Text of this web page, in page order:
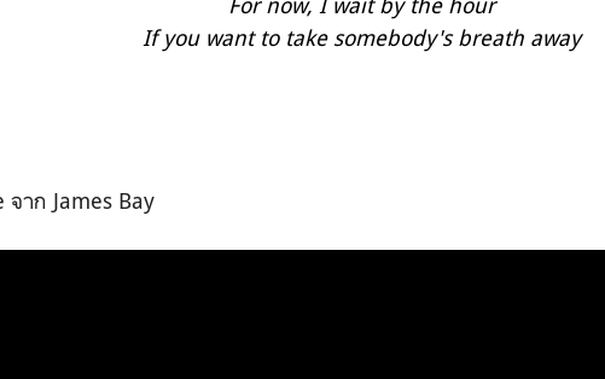
If you want to take somebody's breath away
จาก James Bay